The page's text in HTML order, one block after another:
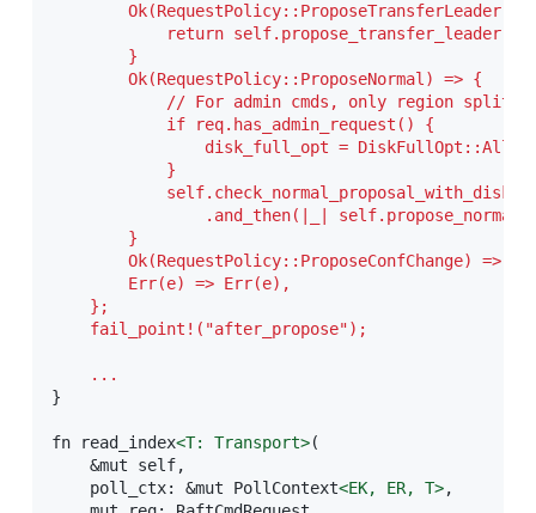
Ok(RequestPolicy::ProposeTransferLeader)
return
        }
        Ok(RequestPolicy::ProposeNormal) => {
// For admin cmds, only region split/
            if req.has_admin_request() {
disk_full_opt =
            }
.and_then(|_|
        }
Ok(RequestPolicy::ProposeConfChange) =>
        Err(e) => Err(e),
    };
    fail_point!("after_propose");
    ...
}
fn read_index<T: Transport>(
    &mut self,
    poll_ctx: &mut PollContext
<EK, ER, T>,